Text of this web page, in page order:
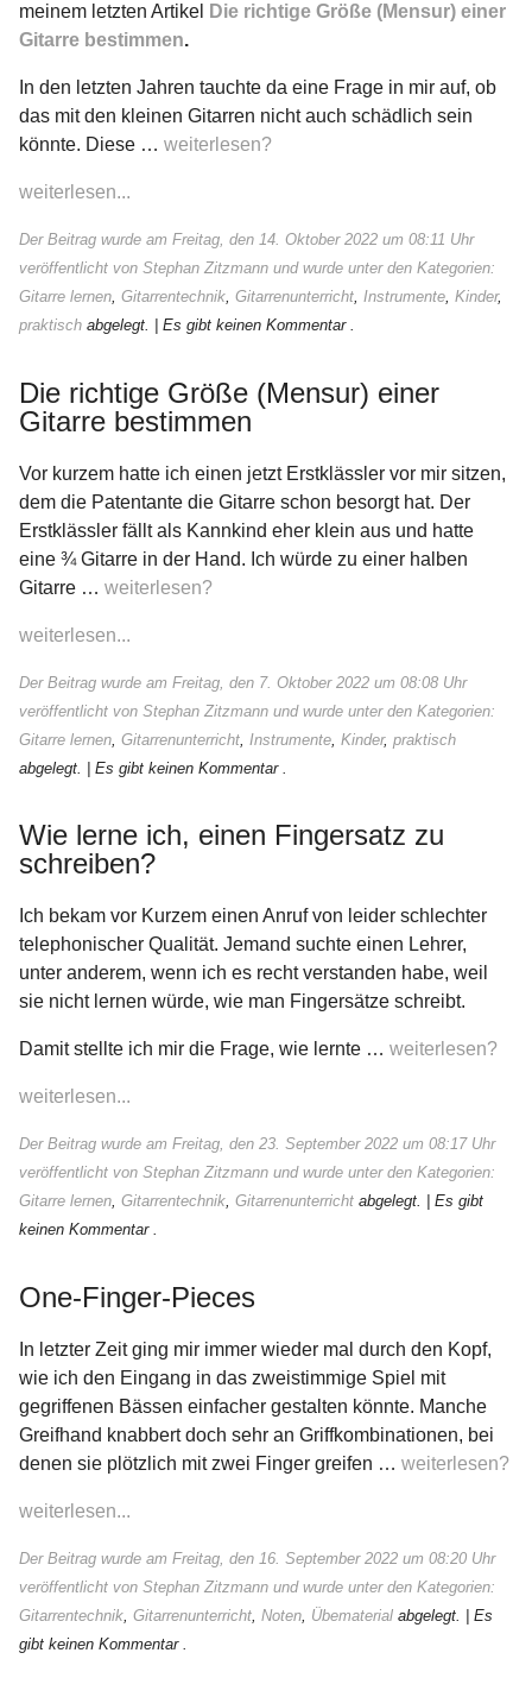
meinem letzten Artikel
Die richtige Größe (Mensur) einer
Gitarre bestimmen.
In den letzten Jahren tauchte da eine Frage in mir auf, ob
das mit den kleinen Gitarren nicht auch schädlich sein
könnte. Diese … weiterlesen?
weiterlesen...
Der Beitrag wurde am Freitag, den 14. Oktober 2022 um 08:11 Uhr
veröffentlicht von Stephan Zitzmann und wurde unter den Kategorien:
Gitarre lernen, Gitarrentechnik, Gitarrenunterricht, Instrumente, Kinder,
praktisch abgelegt. | Es gibt keinen Kommentar .
Die richtige Größe (Mensur) einer
Gitarre bestimmen
Vor kurzem hatte ich einen jetzt Erstklässler vor mir sitzen,
dem die Patentante die Gitarre schon besorgt hat. Der
Erstklässler fällt als Kannkind eher klein aus und hatte
eine ¾ Gitarre in der Hand. Ich würde zu einer halben
Gitarre … weiterlesen?
weiterlesen...
Der Beitrag wurde am Freitag, den 7. Oktober 2022 um 08:08 Uhr
veröffentlicht von Stephan Zitzmann und wurde unter den Kategorien:
Gitarre lernen Gitarrenunterricht Instrumente Kinder, praktisch
abgelegt. | Es gibt keinen Kommentar .
Wie lerne ich, einen Fingersatz zu
schreiben?
Ich bekam vor Kurzem einen Anruf von leider schlechter
telephonischer Qualität. Jemand suchte einen Lehrer,
unter anderem, wenn ich es recht verstanden habe, weil
sie nicht lernen würde, wie man Fingersätze schreibt.
Damit stellte ich mir die Frage, wie lernte … weiterlesen?
weiterlesen...
Der Beitrag wurde am Freitag, den 23. September 2022 um 08:17 Uhr
veröffentlicht von Stephan Zitzmann und wurde unter den Kategorien:
Gitarre lernen, Gitarrentechnik, Gitarrenunterricht abgelegt.
| Es gibt
keinen Kommentar .
One-Finger-Pieces
In letzter Zeit ging mir immer wieder mal durch den Kopf,
wie ich den Eingang in das zweistimmige Spiel mit
gegriffenen Bässen einfacher gestalten könnte. Manche
Greifhand knabbert doch sehr an Griffkombinationen, bei
denen sie plötzlich mit zwei Finger greifen … weiterlesen?
weiterlesen...
Der Beitrag wurde am Freitag, den 16. September 2022 um 08:20 Uhr
veröffentlicht von Stephan Zitzmann und wurde unter den Kategorien:
Gitarrentechnik Gitarrenunterricht Noten Übematerial abgelegt.
| Es
gibt keinen Kommentar .